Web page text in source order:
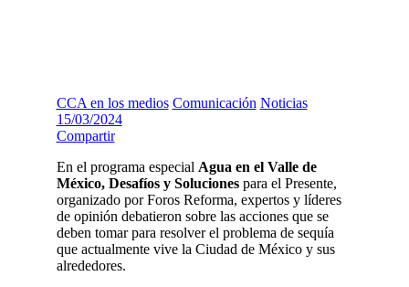
CCA en los medios Comunicación Noticias
15/03/2024
Compartir
En el programa especial Agua en el Valle de
México, Desafíos y Solucionespara el Presente,
organizado por Foros Reforma, expertos y líderes
de opinión debatieron sobre las acciones que se
deben tomar para resolver el problema de sequía
que actualmente vive la Ciudad de México y sus
alrededores.